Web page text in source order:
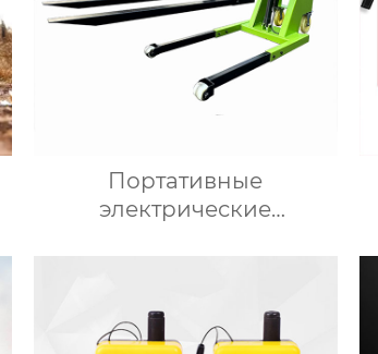
Портативные
электрические